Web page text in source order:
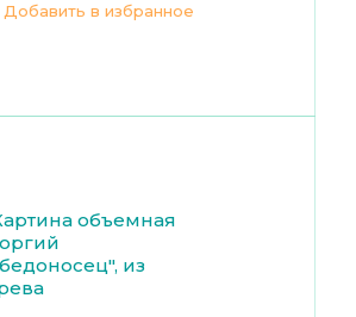
Добавить в избранное